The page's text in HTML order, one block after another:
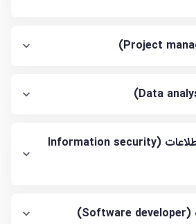
۵. تحلیلگر امنیت اطلاعات (Information security